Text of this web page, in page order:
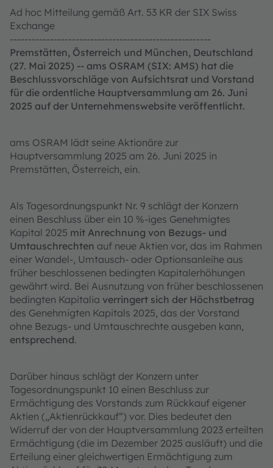
Ad hoc Mitteilung gemäß Art. 53 KR der SIX Swiss
Exchange
-------------------------------------------------------
Premstätten, Österreich und München, Deutschland
(27. Mai 2025) -- ams OSRAM (SIX: AMS) hat die
Beschlussvorschläge von Aufsichtsrat und Vorstand
für die ordentliche Hauptversammlung am 26. Juni
2025 auf der Unternehmenswebsite veröffentlicht.
ams OSRAM lädt seine Aktionäre zur
Hauptversammlung 2025 am 26. Juni 2025 in
Premstätten, Österreich, ein.
Als Tagesordnungspunkt Nr. 9 schlägt der Konzern
einen Beschluss über ein 10 %-iges Genehmigtes
Kapital 2025 mit Anrechnung von Bezugs- und
Umtauschrechten auf neue Aktien vor, das im Rahmen
einer Wandel-, Umtausch- oder Optionsanleihe aus
früher beschlossenen bedingten Kapitalerhöhungen
gewährt wird. Bei Ausnutzung von früher beschlossenen
bedingten Kapitalia verringert sich der Höchstbetrag
des Genehmigten Kapitals 2025, das der Vorstand
ohne Bezugs- und Umtauschrechte ausgeben kann,
entsprechend.
Darüber hinaus schlägt der Konzern unter
Tagesordnungspunkt 10 einen Beschluss zur
Ermächtigung des Vorstands zum Rückkauf eigener
Aktien („Aktienrückkauf“) vor. Dies bedeutet den
Widerruf der von der Hauptversammlung 2023 erteilten
Ermächtigung (die im Dezember 2025 ausläuft) und die
Erteilung einer gleichwertigen Ermächtigung zum